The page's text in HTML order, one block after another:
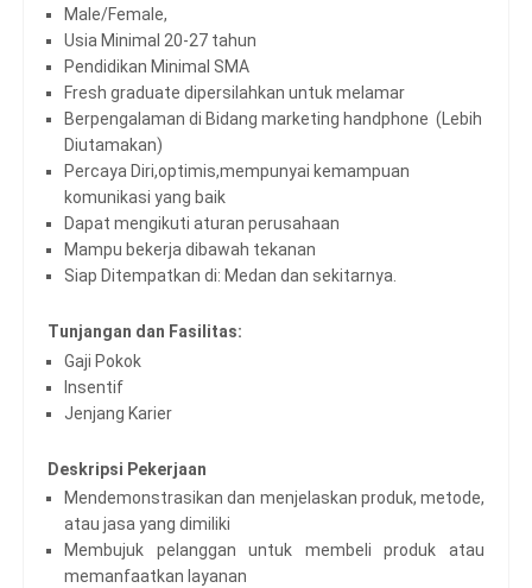
Male/Female,
Usia Minimal 20-27 tahun
Pendidikan Minimal SMA
Fresh graduate dipersilahkan untuk melamar
Berpengalaman di Bidang marketing handphone (Lebih
Diutamakan)
Percaya Diri,optimis,mempunyai kemampuan
komunikasi yang baik
Dapat mengikuti aturan perusahaan
Mampu bekerja dibawah tekanan
Siap Ditempatkan di: Medan dan sekitarnya.
Tunjangan dan Fasilitas:
Gaji Pokok
Insentif
Jenjang Karier
Deskripsi Pekerjaan
Mendemonstrasikan dan menjelaskan produk, metode,
atau jasa yang dimiliki
Membujuk pelanggan untuk membeli produk atau
memanfaatkan layanan